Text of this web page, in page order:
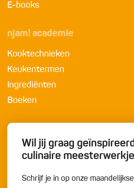
E-books
njam! academie
Kooktechnieken
Keukentermen
Ingrediënten
Boeken
Wil jij graag
culinaire
Schrijf je in op onze